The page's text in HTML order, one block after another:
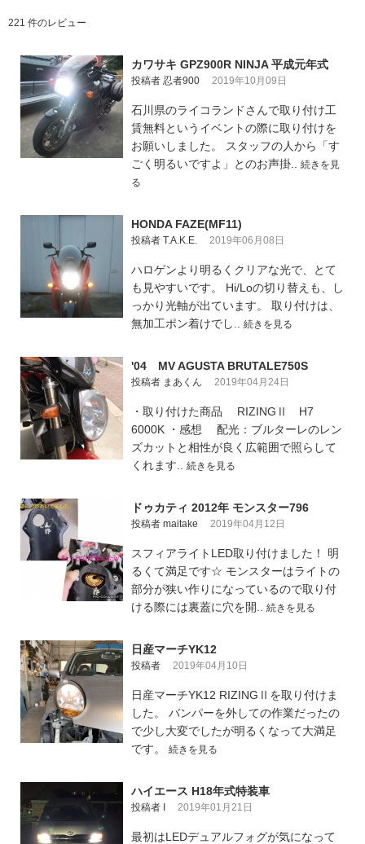
221 件のレビュー
カワサキ GPZ900R NINJA 平成元年式
投稿者 忍者900 2019年10月09日
石川県のライコランドさんで取り付け工
賃無料というイベントの際に取り付けを
お願いしました。 スタッフの人から「す
ごく明るいですよ」とのお声掛.. 続きを見
る
HONDA FAZE(MF11)
投稿者 T.A.K.E. 2019年06月08日
ハロゲンより明るくクリアな光で、とて
も見やすいです。 Hi/Loの切り替えも、し
っかり光軸が出ています。 取り付けは、
無加工ポン着けでし.. 続きを見る
'04 MV AGUSTA BRUTALE750S
投稿者 まあくん 2019年04月24日
・取り付けた商品 RIZINGⅡ H7
6000K ・感想 配光：ブルターレのレン
ズカットと相性が良く広範囲で照らして
くれます.. 続きを見る
ドゥカティ 2012年 モンスター796
投稿者 maitake 2019年04月12日
スフィアライトLED取り付けました！ 明
るくて満足です☆ モンスターはライトの
部分が狭い作りになっているので取り付
ける際には裏蓋に穴を開.. 続きを見る
日産マーチYK12
投稿者 2019年04月10日
日産マーチYK12 RIZINGⅡを取り付けま
した。 バンパーを外しての作業だったの
で少し大変でしたが明るくなって大満足
です。 続きを見る
ハイエース H18年式特装車
投稿者 I 2019年01月21日
最初はLEDデュアルフォグが気になって